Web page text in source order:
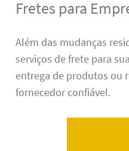
Fretes para
Além das mudanças
serviços de frete para
entrega de produtos ou
fornecedor confiável.